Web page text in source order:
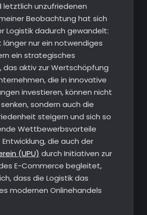
letztlich unzufriedenen
Beobachtung hat sich
Logistik dadurch gewandelt:
länger nur ein notwendiges
ein strategisches
das aktiv zur Wertschöpfung
die in innovative
investieren, können nicht
sondern auch die
steigern und sich so
Wettbewerbsvorteile
Entwicklung, die auch der
(UPU) durch Initiativen zur
E-Commerce begleitet,
dass die Logistik das
modernen Onlinehandels